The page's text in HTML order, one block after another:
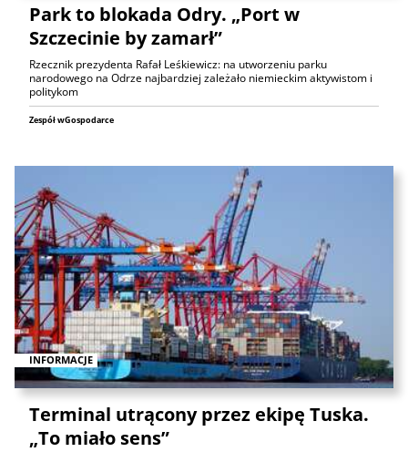
Park to blokada Odry. „Port w
Szczecinie by zamarł”
Rzecznik prezydenta Rafał Leśkiewicz: na utworzeniu parku
narodowego na Odrze najbardziej zależało niemieckim aktywistom i
politykom
Zespół wGospodarce
INFORMACJE
Terminal utrącony przez ekipę Tuska.
„To miało sens”